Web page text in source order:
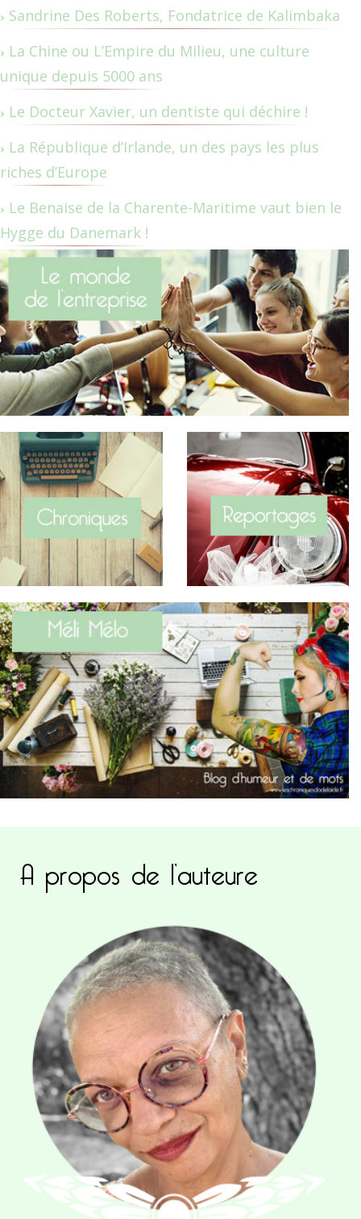
Sandrine Des Roberts, Fondatrice de Kalimbaka
La Chine ou L’Empire du Milieu, une culture
unique depuis 5000 ans
Le Docteur Xavier, un dentiste qui déchire !
La République d’Irlande, un des pays les plus
riches d’Europe
Le Benaise de la Charente-Maritime vaut bien le
Hygge du Danemark !
A propos de l’auteure